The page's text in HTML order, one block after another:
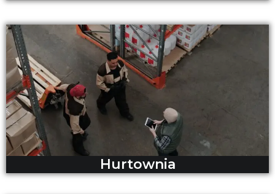
Hurtownia